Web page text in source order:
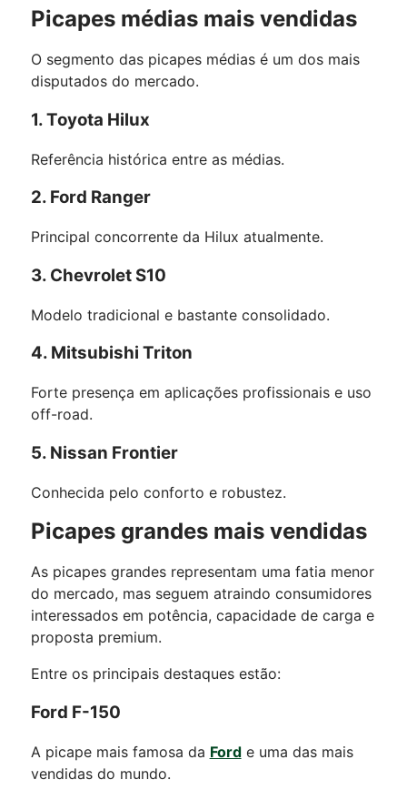
Picapes médias mais vendidas
O segmento das picapes médias é um dos mais
disputados do mercado.
1. Toyota Hilux
Referência histórica entre as médias.
2. Ford Ranger
Principal concorrente da Hilux atualmente.
3. Chevrolet S10
Modelo tradicional e bastante consolidado.
4. Mitsubishi Triton
Forte presença em aplicações profissionais e uso
off-road.
5. Nissan Frontier
Conhecida pelo conforto e robustez.
Picapes grandes mais vendidas
As picapes grandes representam uma fatia menor
do mercado, mas seguem atraindo consumidores
interessados em potência, capacidade de carga e
proposta premium.
Entre os principais destaques estão:
Ford F-150
A picape mais famosa da Forde uma das mais
vendidas do mundo.